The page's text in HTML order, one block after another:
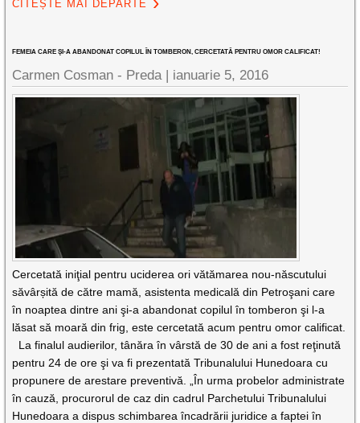
CITEȘTE MAI DEPARTE
FEMEIA CARE ŞI-A ABANDONAT COPILUL ÎN TOMBERON, CERCETATĂ PENTRU OMOR CALIFICAT!
Carmen Cosman - Preda | ianuarie 5, 2016
Cercetată iniţial pentru uciderea ori vătămarea nou-născutului
săvârșită de către mamă, asistenta medicală din Petroşani care
în noaptea dintre ani şi-a abandonat copilul în tomberon şi l-a
lăsat să moară din frig, este cercetată acum pentru omor calificat.
La finalul audierilor, tânăra în vârstă de 30 de ani a fost reţinută
pentru 24 de ore şi va fi prezentată Tribunalului Hunedoara cu
propunere de arestare preventivă. „În urma probelor administrate
în cauză, procurorul de caz din cadrul Parchetului Tribunalului
Hunedoara a dispus schimbarea încadrării juridice a faptei în